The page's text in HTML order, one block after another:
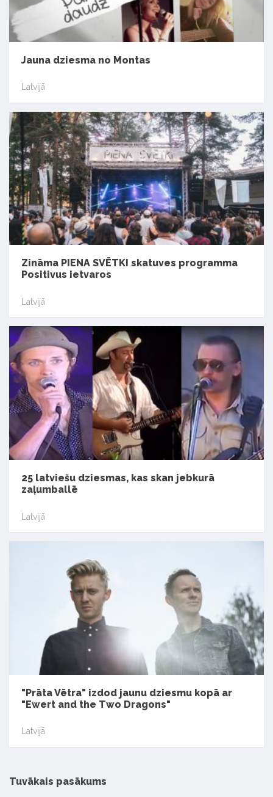
Jauna dziesma no Montas
Latvijā
Zināma PIENA SVĒTKI skatuves programma
Positivus ietvaros
Latvijā
25 latviešu dziesmas, kas skan jebkurā
zaļumballē
Latvijā
"Prāta Vētra" izdod jaunu dziesmu kopā ar
"Ewert and the Two Dragons"
Latvijā
Tuvākais pasākums